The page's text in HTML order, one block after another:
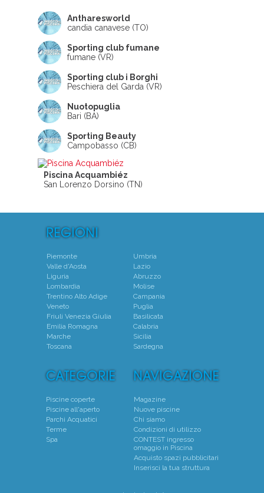
Antharesworld
candia canavese (TO)
Sporting club fumane
fumane (VR)
Sporting club i Borghi
Peschiera del Garda (VR)
Nuotopuglia
Bari (BA)
Sporting Beauty
Campobasso (CB)
Piscina Acquambiéz
San Lorenzo Dorsino (TN)
Piemonte
Valle d'Aosta
Liguria
Lombardia
Trentino Alto Adige
Veneto
Friuli Venezia Giulia
Emilia Romagna
Marche
Toscana
Umbria
Lazio
Abruzzo
Molise
Campania
Puglia
Basilicata
Calabria
Sicilia
Sardegna
Piscine coperte
Piscine all'aperto
Parchi Acquatici
Terme
Spa
Magazine
Nuove piscine
Chi siamo
Condizioni di utilizzo
CONTEST ingresso
omaggio in Piscina
Acquisto spazi pubblicitari
Inserisci la tua struttura